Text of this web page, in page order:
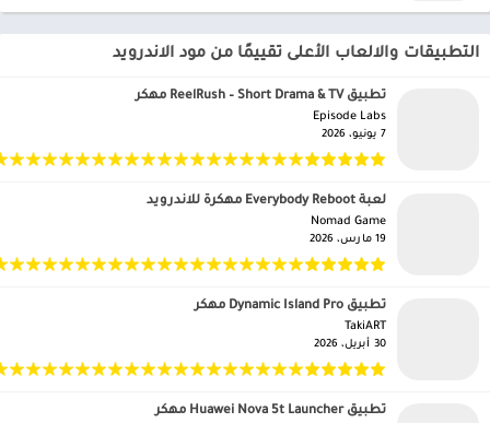
التطبيقات والالعاب الأعلى تقييمًا من مود الاندرويد
تطبيق ReelRush – Short Drama & TV مهكر
Episode Labs‏
7 يونيو، 2026
لعبة Everybody Reboot مهكرة للاندرويد
Nomad Game‏
19 مارس، 2026
تطبيق Dynamic Island Pro مهكر
TakiART‏
30 أبريل، 2026
تطبيق Huawei Nova 5t Launcher مهكر